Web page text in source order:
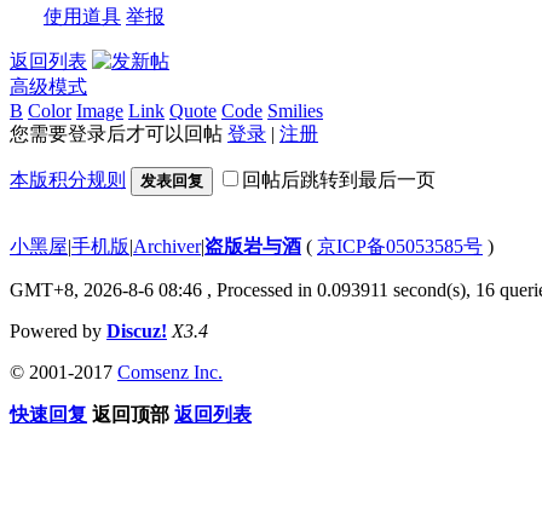
使用道具 举报
返回列表
高级模式
B Color Image Link Quote Code Smilies
您需要登录后才可以回帖 登录 | 注册
本版积分规则 发表回复 回帖后跳转到最后一页
小黑屋|手机版|Archiver|盗版岩与酒 ( 京ICP备05053585号 )
GMT+8, 2026-8-6 08:46 , Processed in 0.093911 second(s), 16
Powered by Discuz! X3.4
© 2001-2017 Comsenz Inc.
快速回复 返回顶部 返回列表